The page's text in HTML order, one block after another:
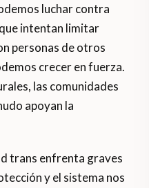
luchar contra
intentan limitar
personas de otros
crecer en fuerza.
las comunidades
apoyan la
trans enfrenta graves
y el sistema nos